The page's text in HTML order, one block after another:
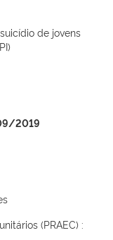
de jovens
09/2019
(PRAEC) :